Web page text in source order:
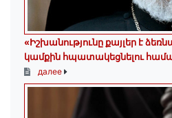
«Իշխանությունը քայլեր է
կամքին հպատակեցնելու
далее